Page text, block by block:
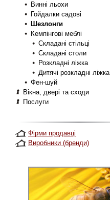
Винні льохи
Гойдалки садові
Шезлонги
Кемпінгові меблі
Складані стільці
Складані столи
Розкладні ліжка
Дитячі розкладні ліжка
Фен-шуй
Вікна, двері та сходи
Послуги
Фірми продавці
Виробники (бренди)